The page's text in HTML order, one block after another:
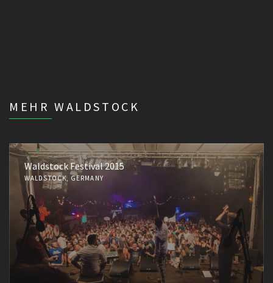
MEHR WALDSTOCK
Waldstock Festival 2015
WALDSTOCK, GERMANY